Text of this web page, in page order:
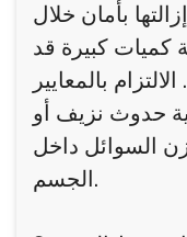
بأمان خلال
كميات كبيرة قد
بالمعايير
حدوث نزيف أو
السوائل داخل
الجسم.